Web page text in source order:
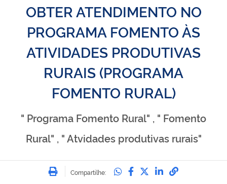
OBTER ATENDIMENTO NO
PROGRAMA FOMENTO ÀS
ATIVIDADES PRODUTIVAS
RURAIS (PROGRAMA
FOMENTO RURAL)
" Programa Fomento Rural" , " Fomento
Rural" , " Atvidades produtivas rurais"
Imprimir
Compartilhe: Compartilhe no
Compartilhe no
Compartilhe no
Compartilhe